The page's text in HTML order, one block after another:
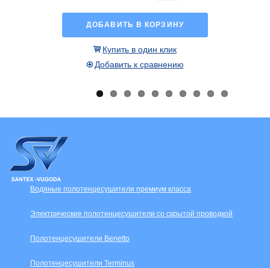
ДОБАВИТЬ В КОРЗИНУ
Купить в один клик
Добавить к сравнению
Водяные полотенцесушители премиум класса
Электрические полотенцесушители со скрытой проводкой
Полотенцесушители Benetto
Полотенцесушители Terminus